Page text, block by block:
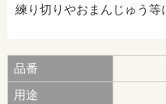
練り切りやおまんじゅう等
品番
用途